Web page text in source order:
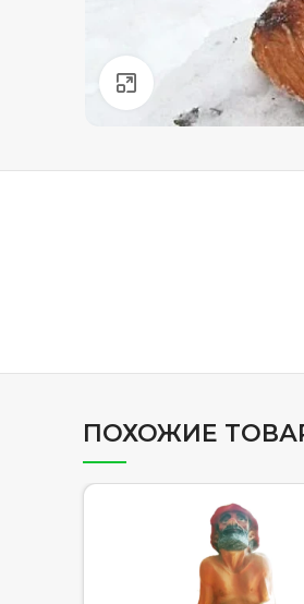
Нажмите, чтобы
ПОХОЖИЕ